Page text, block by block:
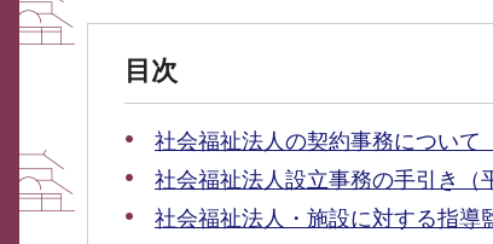
目次
社会福祉法人の契約事務について
社会福祉法人設立事務の手引き（
社会福祉法人・施設に対する指導